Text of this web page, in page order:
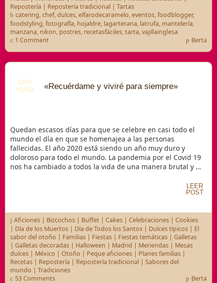
Repostería | Repostería tradicional | Tartas
catering,chef,dulces,elfarodecaramelo,eventos,foodblogger,
foodstyling,fotografía, hojaldre, lagarterana, latrufa, mantelería,
manzana, nikon, postres, recetasfáciles,tarta,vajillainglesa
1 Comment
Berta
2020
10/22 «Recuérdame y viviré para siempre»
Quedan escasos días para que se celebre en casi todo el
mundo el día en que se homenajea a las personas
fallecidas. El año 2020 está siendo un año muy duro y
doloroso para todo el mundo. La pandemia por el Covid 19
nos ha cambiado a todos la vida de una manera brutal y …
LEER
POST
Aficiones| Bizcochos| Buffet| Cakes| Celebraciones| Cookies
| Día de los Muertos | Día de Todos los Santos | Dulces típicos | El
sabor del otoño | Familias | Fiestas | Fiestas temáticas | Galletas
| Galletas decoradas | Halloween | Madrid | Meriendas | Mesas
dulces | México | Otoño | Peque aficiones | Planes familias |
Recetas | Repostería | Repostería tradicional | Sabores del
mundo | Tradiciones
53 Comments
Berta